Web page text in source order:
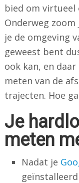
bied om virtueel
Onderweg
je de omgeving
geweest bent
ook kan, en
meten van de
trajecten. Hoe
Je
meten
Nadat je